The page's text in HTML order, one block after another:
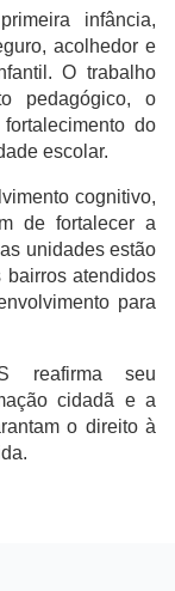
infância,
acolhedor e
O trabalho
pedagógico, o
do
escolar.
cognitivo,
de fortalecer a
unidades estão
bairros atendidos
para
reafirma seu
cidadã e a
o direito à